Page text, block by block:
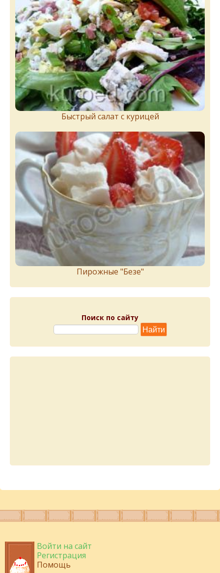
Быстрый салат с курицей
Пирожныe "Бeзe"
Поиск по сайту
Войти на сайт
Регистрация
Помощь